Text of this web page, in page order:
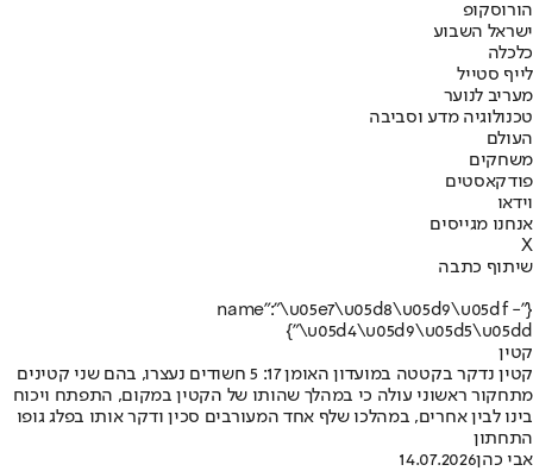
הורוסקופ
ישראל השבוע
כלכלה
לייף סטייל
מעריב לנוער
טכנולוגיה מדע וסביבה
העולם
משחקים
פודקאסטים
וידאו
אנחנו מגייסים
X
שיתוף כתבה
{"name":"\u05e7\u05d8\u05d9\u05df -
\u05d4\u05d9\u05d5\u05dd"}
קטין
קטין נדקר בקטטה במועדון האומן 17: 5 חשודים נעצרו, בהם שני קטינים
מתחקור ראשוני עולה כי במהלך שהותו של הקטין במקום, התפתח ויכוח
בינו לבין אחרים, במהלכו שלף אחד המעורבים סכין ודקר אותו בפלג גופו
התחתון
אבי כהן14.07.2026